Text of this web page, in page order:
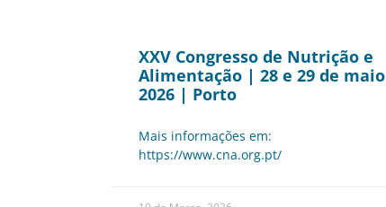
XXV Congresso de Nutrição e
Alimentação | 28 e 29 de maio
2026 | Porto
Mais informações em:
https://www.cna.org.pt/